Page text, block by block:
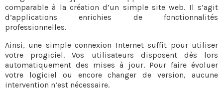
comparable à la création d’un simple site web. Il s’agit
d’applications enrichies de fonctionnalités
professionnelles.
Ainsi, une simple connexion Internet suffit pour utiliser
votre progiciel. Vos utilisateurs disposent dès lors
automatiquement des mises à jour. Pour faire évoluer
votre logiciel ou encore changer de version, aucune
intervention n’est nécessaire.